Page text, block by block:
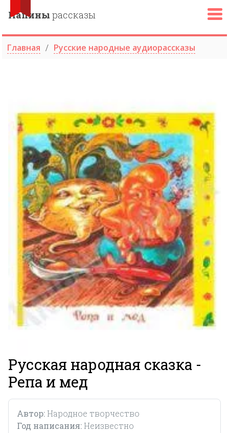
Папины рассказы
Главная Русские народные аудиорассказы
Русская народная сказка -
Репа и мед
Автор:Народное творчество
Год написания:Неизвестно